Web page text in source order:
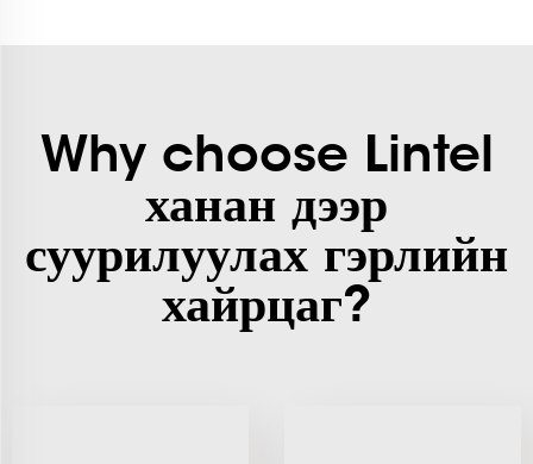
Why choose Lintel
ханан дээр
суурилуулах гэрлийн
хайрцаг?